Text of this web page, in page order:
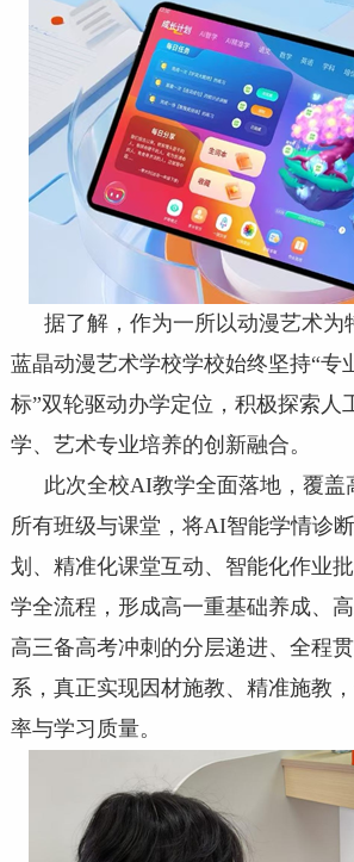
据了解，作为一所以动漫艺术为
蓝晶动漫艺术学校学校始终坚持“专
标”双轮驱动办学定位，积极探索人
学、艺术专业培养的创新融合。
此次全校AI教学全面落地，覆盖
所有班级与课堂，将AI智能学情诊
划、精准化课堂互动、智能化作业
学全流程，形成高一重基础养成、高
高三备高考冲刺的分层递进、全程
系，真正实现因材施教、精准施教
率与学习质量。